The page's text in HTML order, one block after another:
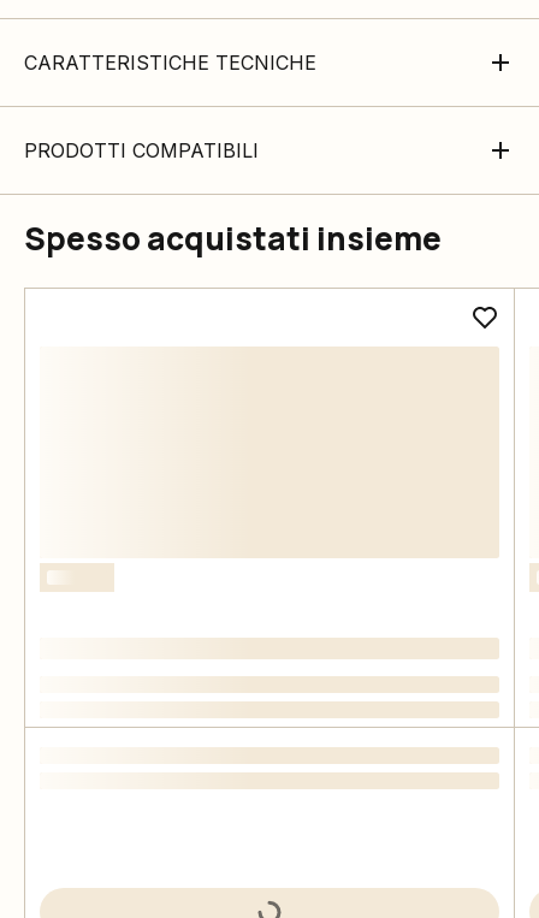
CARATTERISTICHE TECNICHE
PRODOTTI COMPATIBILI
Spesso acquistati insieme